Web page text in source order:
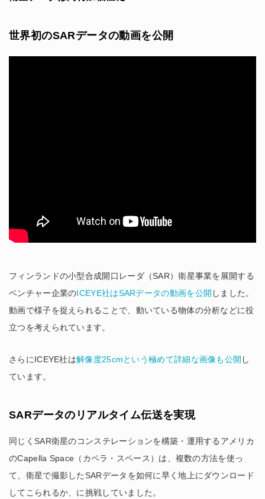
世界初のSARデータの動画を公開
フィンランドの小型合成開口レーダ（SAR）衛星事業を展開する
ベンチャー企業のICEYE社はSARデータの動画を公開 しました。
動画で様子を捉えられることで、動いている物体の分析などに役
立つを考えられています。
さらにICEYE社は解像度25cmという極めて詳細な画像も公開 し
ています。
SARデータのリアルタイム伝送を実現
同じくSAR衛星のコンステレーションを構築・運用するアメリカ
のCapella Space（カペラ・スペース）は、複数の方法を使っ
て、衛星で撮影したSARデータを如何に早く地上にダウンロード
してこられるか、に挑戦していました。